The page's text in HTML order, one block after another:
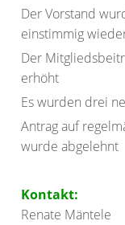
Der Vorstand
einstimmig
Der
erhöht
Es wurden drei
Antrag auf
wurde abgelehnt
Kontakt:
Renate Mäntele